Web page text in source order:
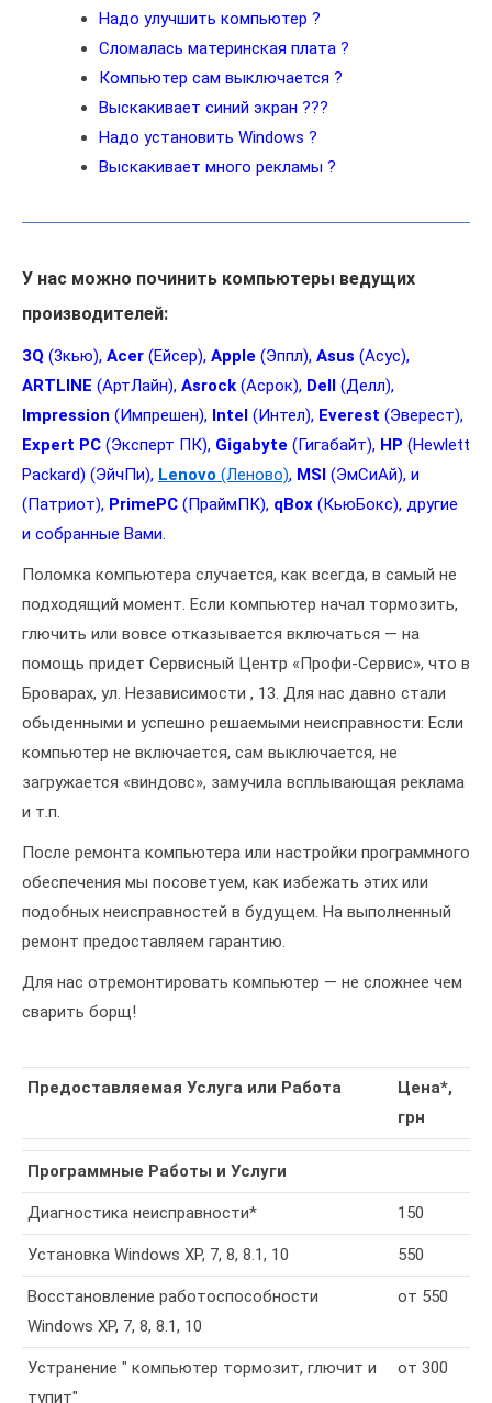
Надо улучшить компьютер ?
Сломалась материнская плата ?
Компьютер сам выключается ?
Выскакивает синий экран ???
Надо установить Windows ?
Выскакивает много рекламы ?
У нас можно починить компьютеры ведущих
производителей:
3Q (3кью), Acer (Ейсер), Apple (Эппл), Asus (Асус),
ARTLINE (АртЛайн), Asrock (Асрок), Dell (Делл),
Impression (Импрешен), Intel (Интел), Everest (Эверест),
Expert PC (Эксперт ПК), Gigabyte (Гигабайт), HP (Hewlett
Packard) (ЭйчПи), Lenovo (Леново), MSI (ЭмСиАй), и
(Патриот), PrimePC (ПраймПК), qBox (КьюБокс), другие
и собранные Вами.
Поломка компьютера случается, как всегда, в самый не
подходящий момент. Если компьютер начал тормозить,
глючить или вовсе отказывается включаться — на
помощь придет Сервисный Центр «Профи-Сервис», что в
Броварах, ул. Независимости , 13. Для нас давно стали
обыденными и успешно решаемыми неисправности: Если
компьютер не включается, сам выключается, не
загружается «виндовс», замучила всплывающая реклама
и т.п.
После ремонта компьютера или настройки программного
обеспечения мы посоветуем, как избежать этих или
подобных неисправностей в будущем. На выполненный
ремонт предоставляем гарантию.
Для нас отремонтировать компьютер — не сложнее чем
сварить борщ!
Предоставляемая Услуга или Работа
Цена*,
грн
Программные Работы и Услуги
Диагностика неисправности* 150
Установка Windows XP, 7, 8, 8.1, 10 550
Восстановление работоспособности
Windows XP, 7, 8, 8.1, 10
от 550
Устранение " компьютер тормозит, глючит и
тупит"
от 300